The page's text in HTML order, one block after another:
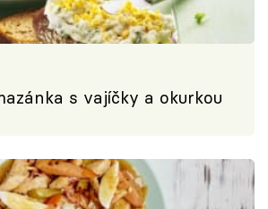
s vajíčky a okurkou